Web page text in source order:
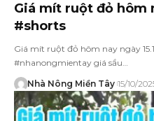
Giá mít ruột đỏ hôm
#shorts
Giá mít ruột đỏ hôm nay ngày
#nhanongmientay giá sầu…
Nhà Nông Miền Tây 15/10/